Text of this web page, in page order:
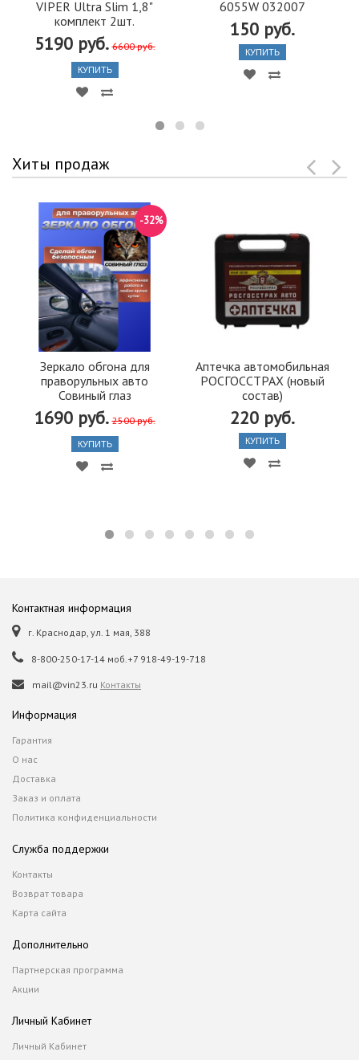
VIPER Ultra Slim 1,8"
комплект 2шт.
5190 руб. 6600 руб.
КУПИТЬ
6055W 032007
150 руб.
КУПИТЬ
Хиты продаж
Зеркало обгона для
праворульных авто
Совиный глаз
1690 руб. 2500 руб.
-32%
КУПИТЬ
Аптечка автомобильная
РОСГОССТРАХ (новый
состав)
220 руб.
КУПИТЬ
Контактная информация
г. Краснодар, ул. 1 мая, 388
8-800-250-17-14 моб.+7 918-49-19-718
mail@vin23.ru Контакты
Информация
Гарантия
О нас
Доставка
Заказ и оплата
Политика конфиденциальности
Служба поддержки
Контакты
Возврат товара
Карта сайта
Дополнительно
Партнерская программа
Акции
Личный Кабинет
Личный Кабинет